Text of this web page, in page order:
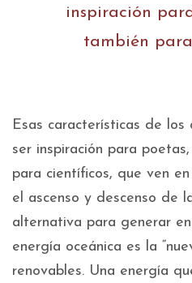
inspiración
también
Esas características de los
ser inspiración para
para científicos, que ven
el ascenso y descenso de
alternativa para generar
energía oceánica es la
renovables. Una energía